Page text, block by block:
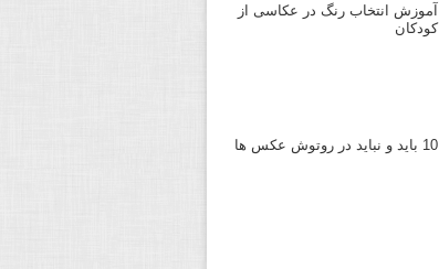
آموزش انتخاب رنگ در عکاسی از
کودکان
10 باید و نباید در روتوش عکس ها